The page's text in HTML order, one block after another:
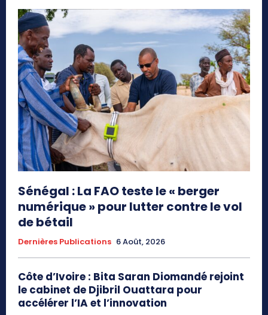
Sénégal : La FAO teste le « berger
numérique » pour lutter contre le vol
de bétail
Dernières Publications 6 Août, 2026
Côte d’Ivoire : Bita Saran Diomandé rejoint
le cabinet de Djibril Ouattara pour
accélérer l’IA et l’innovation